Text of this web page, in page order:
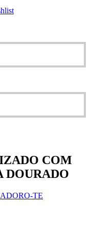
COM
DOURADO
TE